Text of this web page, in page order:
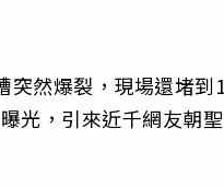
然爆裂，現場還堵
光，引來近千網友朝